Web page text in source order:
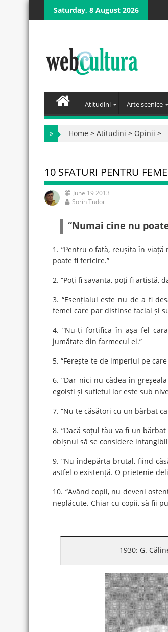
Skip
Saturday, 8 August 2026
Atitudini Arte scenice
» Home > Atitudini > Opinii >
10 SFATURI PENTRU
June 19 2013
Sorin Tudor
“Numai cine nu
1. “Pentru o fată, reușita în
poate fi fericire.”
2. “Poți fi savanta, poți fi artistă,
3. “Esențialul este nu de a fi
femei care par distinse facial și
4. “Nu-ți fortifica în așa fel
jumătate din farmecul ei.”
5. “Ferește-te de imperiul pe
6. “Dar nici nu cădea în
egoiști și sufletul lor este sub
7. “Nu te căsători cu un bărbat
8. “Dacă soțul tău va fi un
obișnui să se considere
9. “Nu îndepărta brutal, fiind
astfel o existență. O prietenie
10. “Având copii, nu deveni
neplăcute. Chiar cu copii, să fii
1930: G.